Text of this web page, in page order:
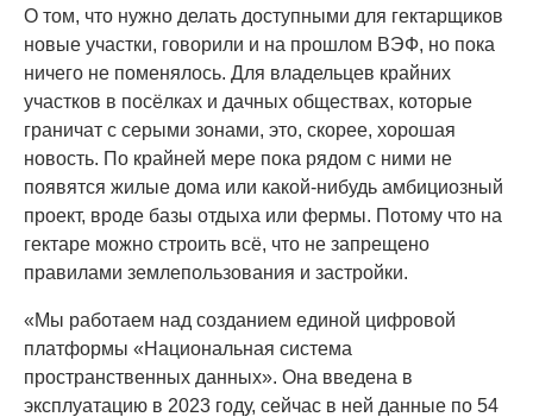
О том, что нужно делать доступными для гектарщиков
новые участки, говорили и на прошлом ВЭФ, но пока
ничего не поменялось. Для владельцев крайних
участков в посёлках и дачных обществах, которые
граничат с серыми зонами, это, скорее, хорошая
новость. По крайней мере пока рядом с ними не
появятся жилые дома или какой-нибудь амбициозный
проект, вроде базы отдыха или фермы. Потому что на
гектаре можно строить всё, что не запрещено
правилами землепользования и застройки.
«Мы работаем над созданием единой цифровой
платформы «Национальная система
пространственных данных». Она введена в
эксплуатацию в 2023 году, сейчас в ней данные по 54